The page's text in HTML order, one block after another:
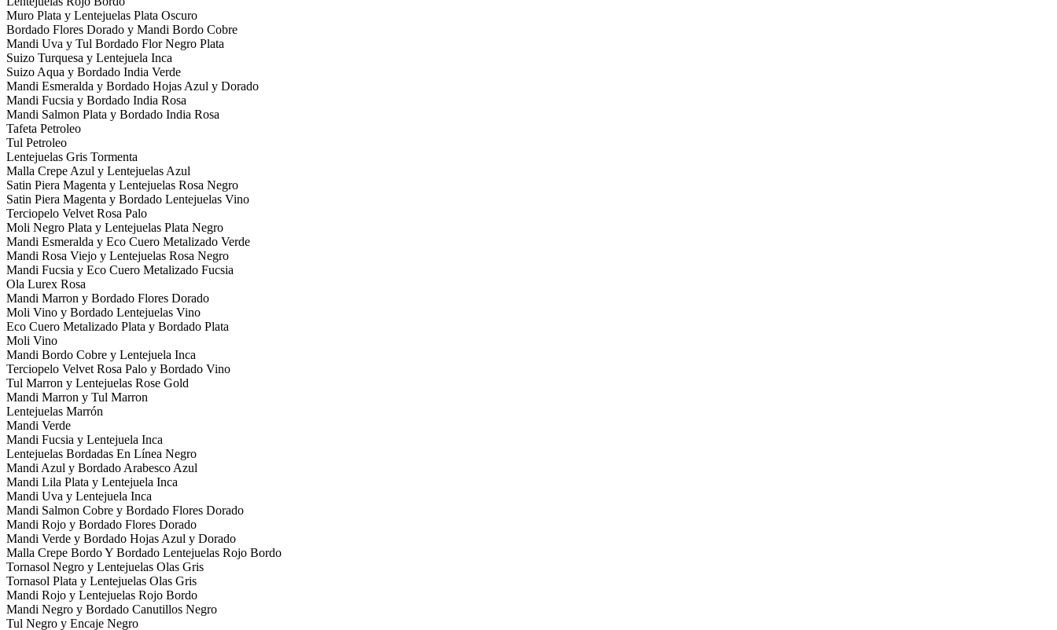
Muro Plata y Lentejuelas Plata Oscuro
Bordado Flores Dorado y Mandi Bordo Cobre
Mandi Uva y Tul Bordado Flor Negro Plata
Suizo Turquesa y Lentejuela Inca
Suizo Aqua y Bordado India Verde
Mandi Esmeralda y Bordado Hojas Azul y Dorado
Mandi Fucsia y Bordado India Rosa
Mandi Salmon Plata y Bordado India Rosa
Tafeta Petroleo
Tul Petroleo
Lentejuelas Gris Tormenta
Malla Crepe Azul y Lentejuelas Azul
Satin Piera Magenta y Lentejuelas Rosa Negro
Satin Piera Magenta y Bordado Lentejuelas Vino
Terciopelo Velvet Rosa Palo
Moli Negro Plata y Lentejuelas Plata Negro
Mandi Esmeralda y Eco Cuero Metalizado Verde
Mandi Rosa Viejo y Lentejuelas Rosa Negro
Mandi Fucsia y Eco Cuero Metalizado Fucsia
Ola Lurex Rosa
Mandi Marron y Bordado Flores Dorado
Moli Vino y Bordado Lentejuelas Vino
Eco Cuero Metalizado Plata y Bordado Plata
Moli Vino
Mandi Bordo Cobre y Lentejuela Inca
Terciopelo Velvet Rosa Palo y Bordado Vino
Tul Marron y Lentejuelas Rose Gold
Mandi Marron y Tul Marron
Lentejuelas Marrón
Mandi Verde
Mandi Fucsia y Lentejuela Inca
Lentejuelas Bordadas En Línea Negro
Mandi Azul y Bordado Arabesco Azul
Mandi Lila Plata y Lentejuela Inca
Mandi Uva y Lentejuela Inca
Mandi Salmon Cobre y Bordado Flores Dorado
Mandi Rojo y Bordado Flores Dorado
Mandi Verde y Bordado Hojas Azul y Dorado
Malla Crepe Bordo Y Bordado Lentejuelas Rojo Bordo
Tornasol Negro y Lentejuelas Olas Gris
Tornasol Plata y Lentejuelas Olas Gris
Mandi Rojo y Lentejuelas Rojo Bordo
Mandi Negro y Bordado Canutillos Negro
Tul Negro y Encaje Negro